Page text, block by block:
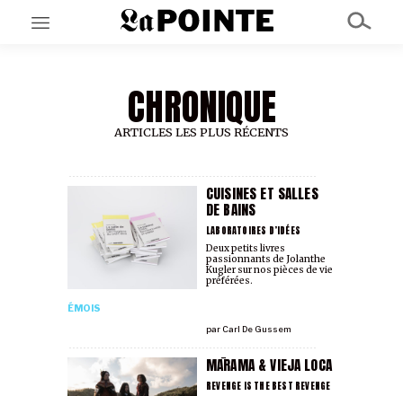
EN CE MOMENT
GRAND ANGLE
AU LARGE
À PROPOS
NOS PARTENAIRES
CHRONIQUE
ARTICLES LES PLUS RÉCENTS
CUISINES ET SALLES
DE BAINS
LABORATOIRES D’IDÉES
ÉMOIS
par Carl De Gussem
Deux petits livres
passionnants de Jolanthe
Kugler sur nos pièces de vie
préférées.
MĀRAMA & VIEJA LOCA
REVENGE IS THE BEST REVENGE